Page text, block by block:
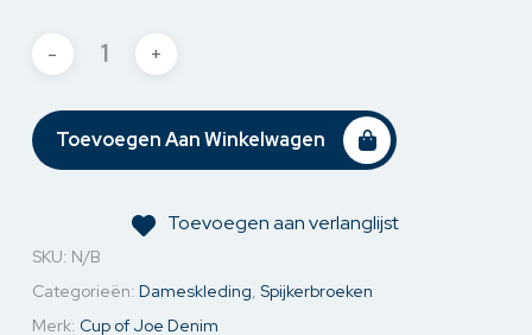
Toevoegen Aan Winkelwagen
Toevoegen aan verlanglijst
SKU: N/B
Categorieën: Dameskleding, Spijkerbroeken
Merk: Cup of Joe Denim